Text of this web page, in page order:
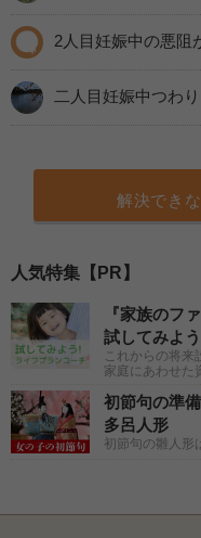
2人目妊娠中の悪阻
二人目妊娠中つわ
解決でき
人気特集【PR】
『家族のフ
試してみよ
これからの将来
家庭にあわせた
初節句の準
多呂人形
初節句の雛人形